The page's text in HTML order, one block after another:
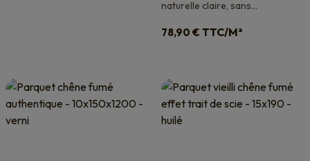
naturelle claire, sans...
78,90 € TTC/M²